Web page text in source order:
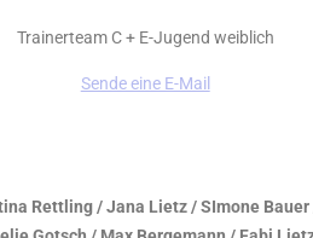
Trainerteam C + E-Jugend weiblich
Sende eine E-Mail
Rettling / Jana Lietz / SImone